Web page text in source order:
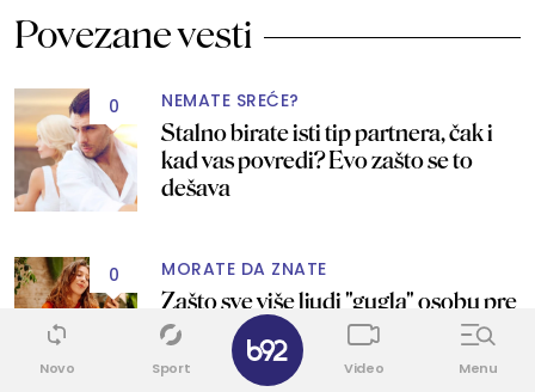
Povezane vesti
0 NEMATE SREĆE?
Stalno birate isti tip partnera, čak i
kad vas povredi? Evo zašto se to
dešava
0 MORATE DA ZNATE
Zašto sve više ljudi "gugla" osobu pre
dejta: Razlog nije samo znatiželja
Novo Sport Video Menu
✕